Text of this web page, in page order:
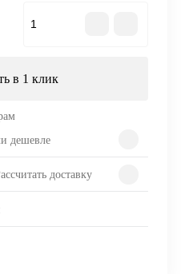
в 1 клик
дешевле
доставку